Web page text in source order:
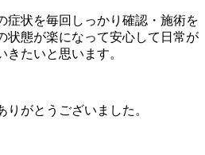
症状を毎回しっかり確認・施術を
状態が楽になって安心して日常が
たいと思います。
がとうございました。